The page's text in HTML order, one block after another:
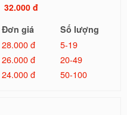
32.000 đ
Đơn giá
Số lượng
28.000 đ
5-19
26.000 đ
20-49
24.000 đ
50-100